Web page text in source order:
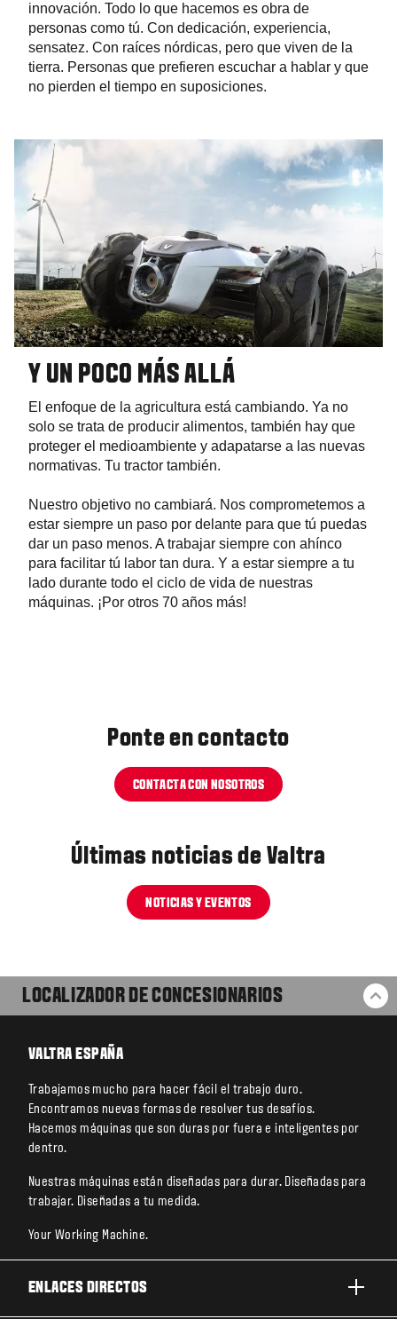
innovación. Todo lo que hacemos es obra de
personas como tú. Con dedicación, experiencia,
sensatez. Con raíces nórdicas, pero que viven de la
tierra. Personas que prefieren escuchar a hablar y que
no pierden el tiempo en suposiciones.
Y UN POCO MÁS ALLÁ
El enfoque de la agricultura está cambiando. Ya no
solo se trata de producir alimentos, también hay que
proteger el medioambiente y adapatarse a las nuevas
normativas. Tu tractor también.
Nuestro objetivo no cambiará. Nos comprometemos a
estar siempre un paso por delante para que tú puedas
dar un paso menos. A trabajar siempre con ahínco
para facilitar tú labor tan dura. Y a estar siempre a tu
lado durante todo el ciclo de vida de nuestras
máquinas. ¡Por otros 70 años más!
Ponte en contacto
CONTACTA CON NOSOTROS
Últimas noticias de Valtra
NOTICIAS Y EVENTOS
LOCALIZADOR DE CONCESIONARIOS
VALTRA ESPAÑA
Trabajamos mucho para hacer fácil el trabajo duro.
Encontramos nuevas formas de resolver tus desafíos.
Hacemos máquinas que son duras por fuera e inteligentes por
dentro.
Nuestras máquinas están diseñadas para durar. Diseñadas para
trabajar. Diseñadas a tu medida.
Your Working Machine.
ENLACES DIRECTOS